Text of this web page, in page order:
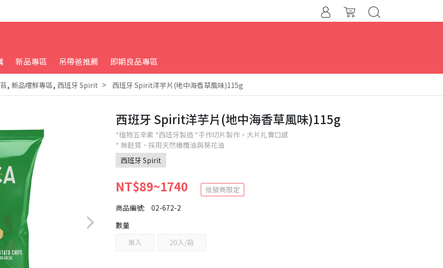
新品專區 吊帶爸推薦 即期良品專區
, 新品嚐鮮專區, 西班牙 Spirit 西班牙 Spirit洋芋片(地中海香草風味)115g
西班牙 Spirit洋芋片(地中海香草風味)115g
*植物五辛素 *西班牙製造 *手作切片製作，大片扎實口感
* 無麩質、採用天然橄欖油與葵花油
西班牙 Spirit
NT$89~1740
批發商限定
商品編號:
02-672-2
數量
單入
20入/箱